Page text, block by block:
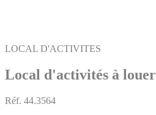
LOCAL D'ACTIVITES
Local d'activités à louer
Réf. 44.3564